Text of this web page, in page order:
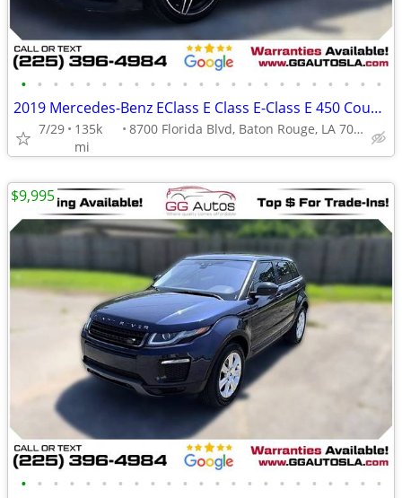
• • • • • • • • • • • • • • • • • • • • • • •
2019 Mercedes-Benz EClass E Class E-Class E 450 Coupe 2D
7/29
135k
mi
8700 Florida Blvd, Baton Rouge, LA 70815
• • • • • • • • • • • • • • • • • • • • • • •
$9,995